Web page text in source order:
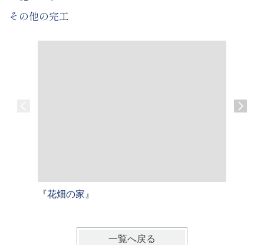
その他の完工
『花畑の家』
一覧へ戻る